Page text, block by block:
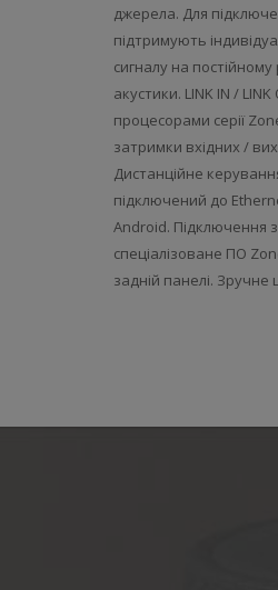
джерела. Для
підтримують
сигналу на
акустики. LINK IN /
процесорами серії
затримки вхідних /
Дистанційне
підключений до
Android. Підключення
спеціалізоване ПО
задній панелі.